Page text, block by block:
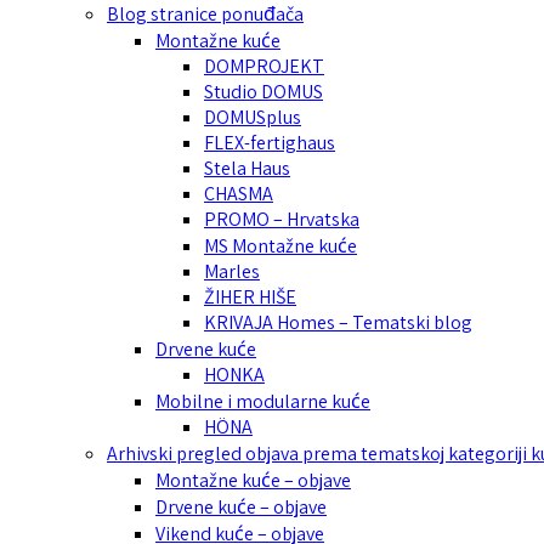
Blog stranice ponuđača
Montažne kuće
DOMPROJEKT
Studio DOMUS
DOMUSplus
FLEX-fertighaus
Stela Haus
CHASMA
PROMO – Hrvatska
MS Montažne kuće
Marles
ŽIHER HIŠE
KRIVAJA Homes – Tematski blog
Drvene kuće
HONKA
Mobilne i modularne kuće
HÖNA
Arhivski pregled objava prema tematskoj kategoriji
Montažne kuće – objave
Drvene kuće – objave
Vikend kuće – objave